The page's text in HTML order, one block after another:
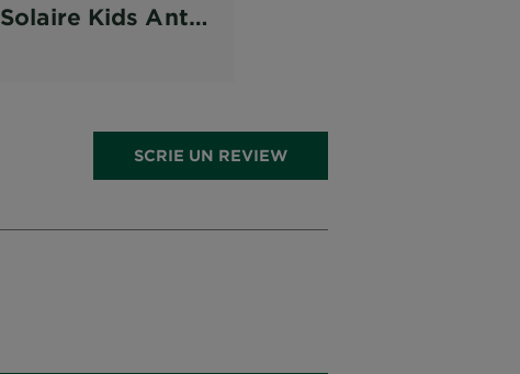
Solaire Kids Anti-
SCRIE UN REVIEW